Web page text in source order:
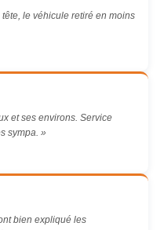
le véhicule retiré en moins
et ses environs. Service
sympa. »
bien expliqué les